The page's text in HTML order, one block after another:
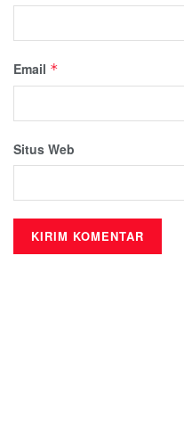
Email *
Situs Web